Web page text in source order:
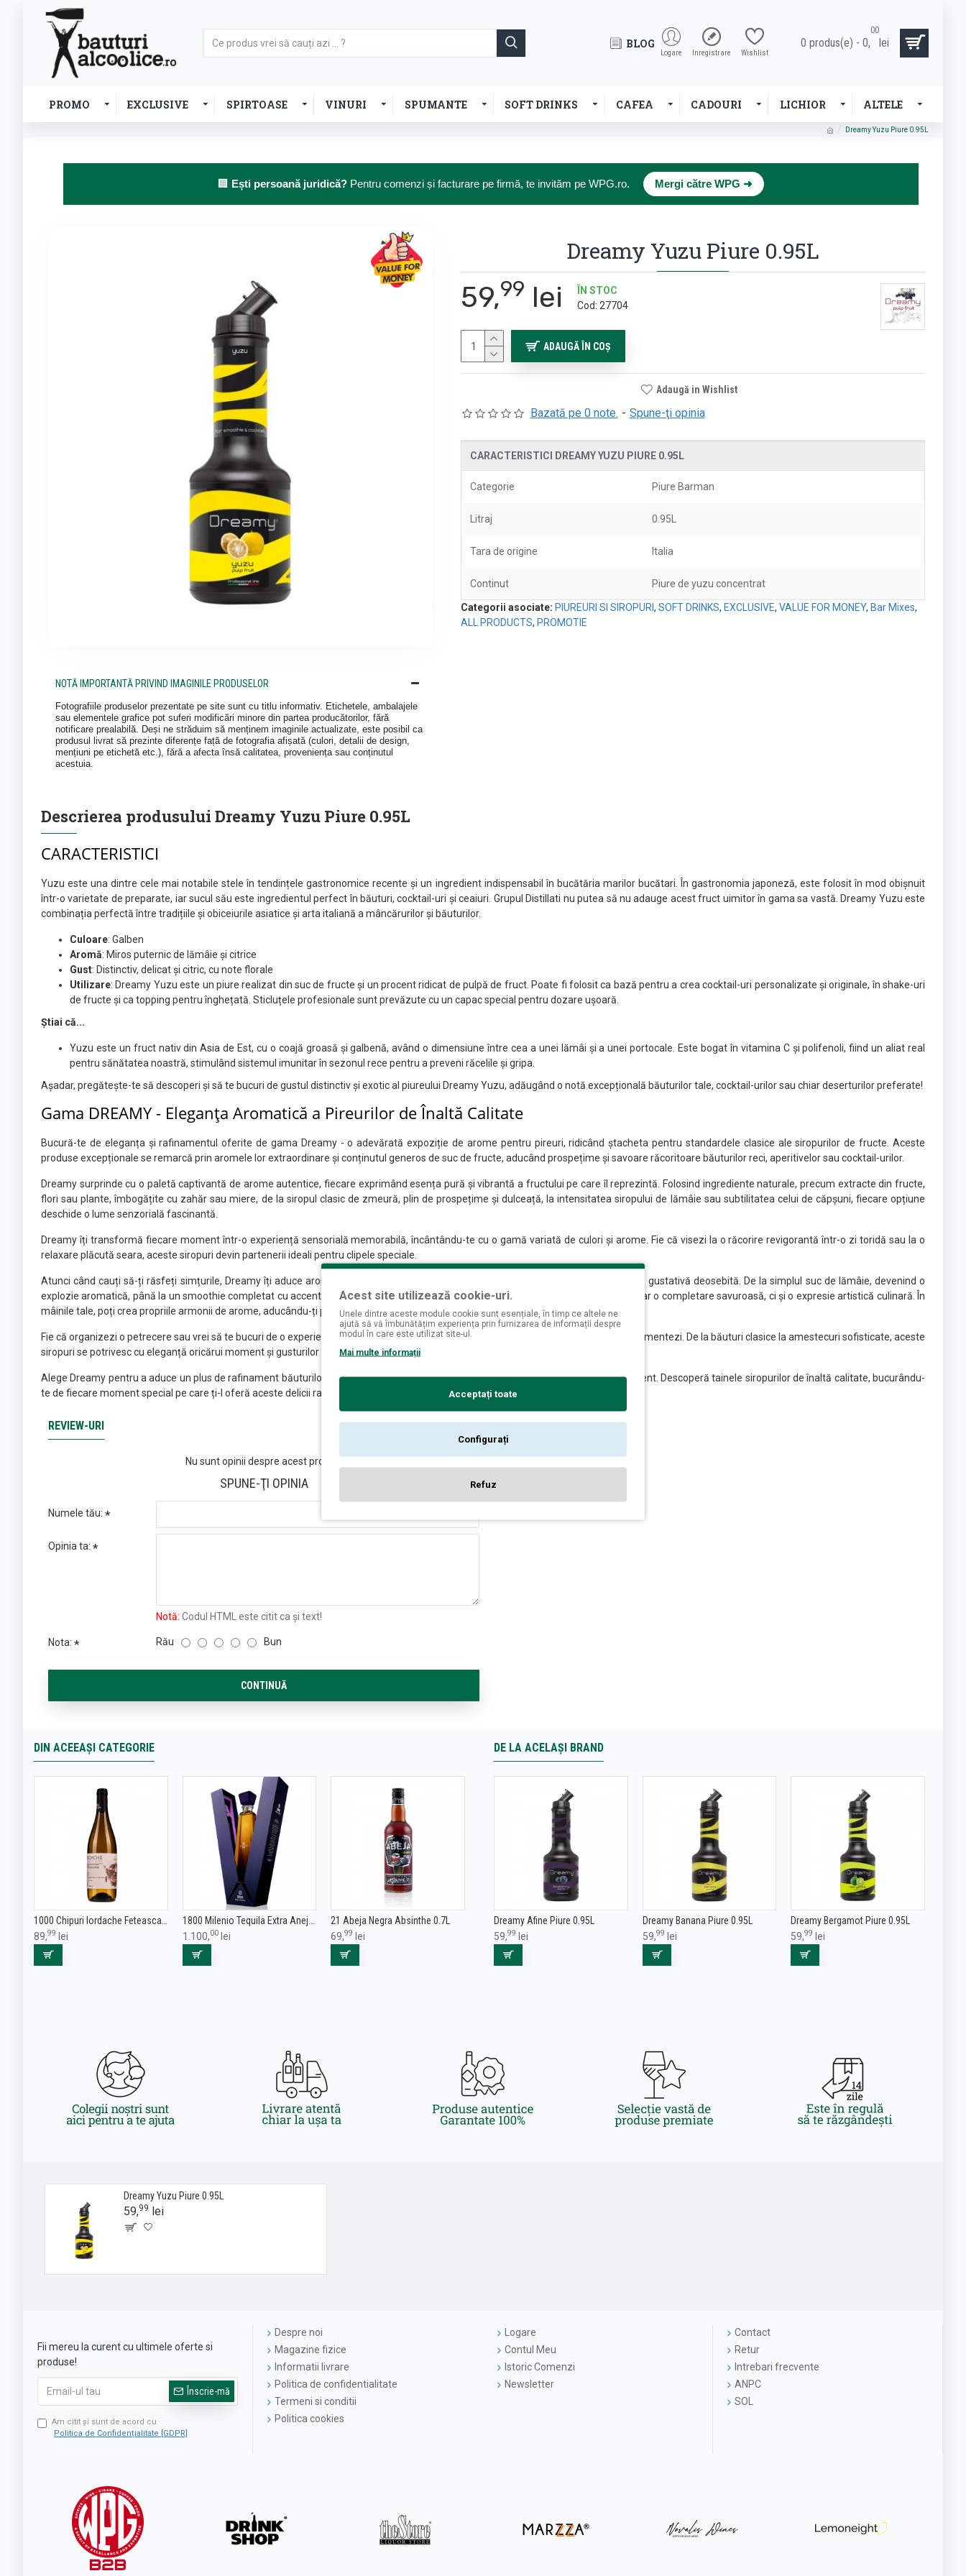
BLOG
Logare Inregistrare Wishlist
0 produs(e) - 0,
00
lei
PROMO EXCLUSIVE SPIRTOASE VINURI SPUMANTE SOFT DRINKS CAFEA CADOURI LICHIOR ALTELE
Dreamy Yuzu Piure 0.95L
🏢 Ești persoană juridică? Pentru comenzi și facturare pe firmă, te invităm pe WPG.ro. Mergi către WPG ➜
NOTĂ IMPORTANTĂ PRIVIND IMAGINILE PRODUSELOR
Fotografiile produselor prezentate pe site sunt cu titlu informativ. Etichetele, ambalajele
sau elementele grafice pot suferi modificări minore din partea producătorilor, fără
notificare prealabilă. Deși ne străduim să menținem imaginile actualizate, este posibil ca
produsul livrat să prezinte diferențe față de fotografia afișată (culori, detalii de design,
mențiuni pe etichetă etc.), fără a afecta însă calitatea, proveniența sau conținutul
acestuia.
Dreamy Yuzu Piure 0.95L
Bazată pe 0 note. - Spune-ţi opinia
59,99 lei
ÎN STOC
Cod: 27704
ADAUGĂ ÎN COŞ
Adaugă in Wishlist
CARACTERISTICI DREAMY YUZU PIURE 0.95L
Categorie Piure Barman
Litraj 0.95L
Tara de origine Italia
Continut Piure de yuzu concentrat
Categorii asociate: PIUREURI SI SIROPURI , SOFT DRINKS, EXCLUSIVE, VALUE FOR MONEY, Bar Mixes,
ALL PRODUCTS, PROMOTIE
Descrierea produsului Dreamy Yuzu Piure 0.95L
CARACTERISTICI
Yuzu este una dintre cele mai notabile stele în tendințele gastronomice recente și un ingredient indispensabil în bucătăria marilor bucătari. În gastronomia japoneză, este folosit în mod obișnuit
într-o varietate de preparate, iar sucul său este ingredientul perfect în băuturi, cocktail-uri și ceaiuri. Grupul Distillati nu putea să nu adauge acest fruct uimitor în gama sa vastă. Dreamy Yuzu este
combinația perfectă între tradițiile și obiceiurile asiatice și arta italiană a mâncărurilor și băuturilor.
Culoare: Galben
Aromă: Miros puternic de lămâie și citrice
Gust: Distinctiv, delicat și citric, cu note florale
Utilizare: Dreamy Yuzu este un piure realizat din suc de fructe și un procent ridicat de pulpă de fruct. Poate fi folosit ca bază pentru a crea cocktail-uri personalizate și originale, în shake-uri
de fructe și ca topping pentru înghețată. Sticluțele profesionale sunt prevăzute cu un capac special pentru dozare ușoară.
Știai că...
Yuzu este un fruct nativ din Asia de Est, cu o coajă groasă și galbenă, având o dimensiune între cea a unei lămâi și a unei portocale. Este bogat în vitamina C și polifenoli, fiind un aliat real
pentru sănătatea noastră, stimulând sistemul imunitar în sezonul rece pentru a preveni răcelile și gripa.
Așadar, pregătește-te să descoperi și să te bucuri de gustul distinctiv și exotic al piureului Dreamy Yuzu, adăugând o notă excepțională băuturilor tale, cocktail-urilor sau chiar deserturilor preferate!
Gama DREAMY - Eleganța Aromatică a Pireurilor de Înaltă Calitate
Bucură-te de eleganța și rafinamentul oferite de gama Dreamy - o adevărată expoziție de arome pentru pireuri, ridicând ștacheta pentru standardele clasice ale siropurilor de fructe. Aceste
produse excepționale se remarcă prin aromele lor extraordinare și conținutul generos de suc de fructe, aducând prospețime și savoare răcoritoare băuturilor reci, aperitivelor sau cocktail-urilor.
Dreamy surprinde cu o paletă captivantă de arome autentice, fiecare exprimând esența pură și vibrantă a fructului pe care îl reprezintă. Folosind ingrediente naturale, precum extracte din fructe,
flori sau plante, îmbogățite cu zahăr sau miere, de la siropul clasic de zmeură, plin de prospețime și dulceață, la intensitatea siropului de lămâie sau subtilitatea celui de căpșuni, fiecare opțiune
deschide o lume senzorială fascinantă.
Dreamy îți transformă fiecare moment într-o experiență sensorială memorabilă, încântându-te cu o gamă variată de culori și arome. Fie că visezi la o răcorire revigorantă într-o zi toridă sau la o
relaxare plăcută seara, aceste siropuri devin partenerii ideali pentru clipele speciale.
Atunci când cauți să-ți răsfeți simțurile, Dreamy îți aduce arome intense și autentice, transformând fiecare înghițitură într-o plăcere gustativă deosebită. De la simplul suc de lămâie, devenind o
explozie aromatică, până la un smoothie completat cu accente delicioase de sirop de fructe de pădure, siropurile Dreamy sunt nu doar o completare savuroasă, ci și o expresie artistică culinară. În
mâinile tale, poți crea propriile armonii de arome, aducându-ți propriile creații la viață.
Fie că organizezi o petrecere sau vrei să te bucuri de o experiență senzorială unică, siropurile Dreamy te invită să explorezi și să experimentezi. De la băuturi clasice la amestecuri sofisticate, aceste
siropuri se potrivesc cu eleganță oricărui moment și gusturilor fiecăruia.
Alege Dreamy pentru a aduce un plus de rafinament băuturilor tale și fă din fiecare înghițitură o incursiune plină de aromă și rafinament. Descoperă tainele siropurilor de înaltă calitate, bucurându-
te de fiecare moment special pe care ți-l oferă aceste delicii rafinate.
REVIEW-URI
Nu sunt opinii despre acest produs.
SPUNE-ŢI OPINIA
Numele tău:
Opinia ta:
Notă: Codul HTML este citit ca şi text!
Nota: Rău Bun
CONTINUĂ
DIN ACEEAȘI CATEGORIE
89,99 lei
1.100,00lei
21 Abeja Negra Absinthe 0.7L
69,99 lei
DE LA ACELAȘI BRAND
Dreamy Afine Piure 0.95L
59,99 lei
Dreamy Banana Piure 0.95L
59,99 lei
Dreamy Bergamot Piure 0.95L
59,99 lei
Dreamy Yuzu Piure 0.95L
59,99 lei
Fii mereu la curent cu ultimele oferte si
produse!
Înscrie-mă
Am citit şi sunt de acord cu
Politica de Confidențialitate [GDPR]
Despre noi
Magazine fizice
Informatii livrare
Politica de confidentialitate
Termeni si conditii
Politica cookies
Logare
Contul Meu
Istoric Comenzi
Newsletter
Contact
Retur
Intrebari frecvente
ANPC
SOL
Acest site utilizează cookie-uri.
Unele dintre aceste module cookie sunt esențiale, în timp ce altele ne
ajută să vă îmbunătățim experiența prin furnizarea de informații despre
modul în care este utilizat site-ul.
Mai multe informații
Acceptați toate
Configurați
Refuz